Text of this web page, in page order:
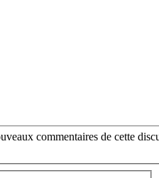
commentaires de cette